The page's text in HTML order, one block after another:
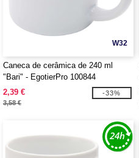
W32
Caneca de cerâmica de 240 ml
"Bari" - EgotierPro 100844
2,39 €
3,58 €
-33%